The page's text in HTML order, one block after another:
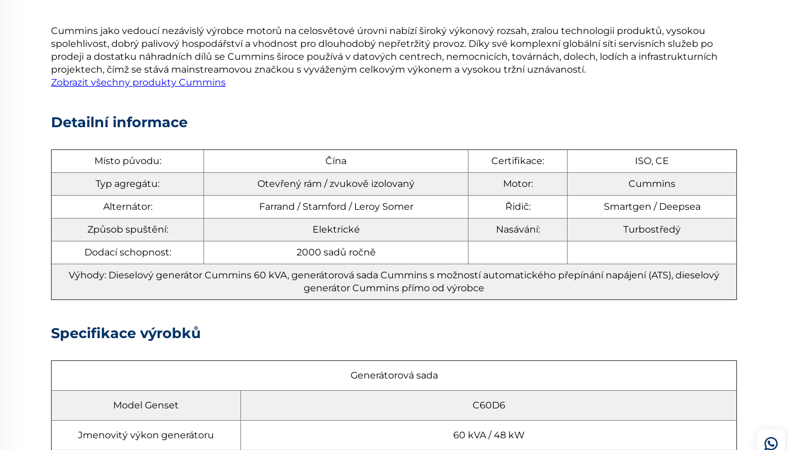
Cummins jako vedoucí nezávislý výrobce motorů na celosvětové úrovni nabízí široký výkonový rozsah, zralou technologii produktů, vysokou
spolehlivost, dobrý palivový hospodářství a vhodnost pro dlouhodobý nepřetržitý provoz. Díky své komplexní globální síti servisních služeb po
prodeji a dostatku náhradních dílů se Cummins široce používá v datových centrech, nemocnicích, továrnách, dolech, lodích a infrastrukturních
projektech, čímž se stává mainstreamovou značkou s vyváženým celkovým výkonem a vysokou tržní uznávaností.
Zobrazit všechny produkty Cummins
Detailní informace
Místo původu: Čína Certifikace: ISO, CE
Typ agregátu: Otevřený rám / zvukově izolovaný Motor: Cummins
Alternátor: Farrand / Stamford / Leroy Somer Řidič: Smartgen / Deepsea
Způsob spuštění: Elektrické Nasávání: Turbostředý
Dodací schopnost: 2000 sadů ročně
Výhody: Dieselový generátor Cummins 60 kVA, generátorová sada Cummins s možností automatického přepínání napájení (ATS), dieselový
generátor Cummins přímo od výrobce
Specifikace výrobků
Generátorová sada
Model Genset C60D6
Jmenovitý výkon generátoru 60 kVA / 48 kW